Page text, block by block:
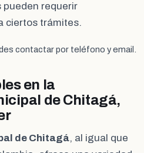
requerir
ciertos trámites.
contactar por teléfono y email.
en la
de Chitagá,
de Chitagá, al igual que